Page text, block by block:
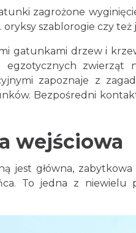
zagrożone
szablorogie czy też
drzew i
zwierząt
zapoznaje z
Bezpośredni
wejściowa
główna, zabytkowa
To jedna z niewielu